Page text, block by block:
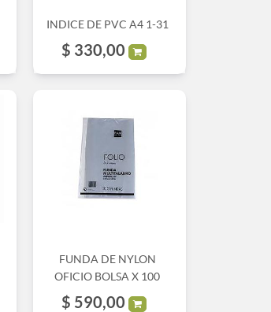
INDICE DE PVC A4 1-31
$ 330,00
FUNDA DE NYLON
OFICIO BOLSA X 100
$ 590,00